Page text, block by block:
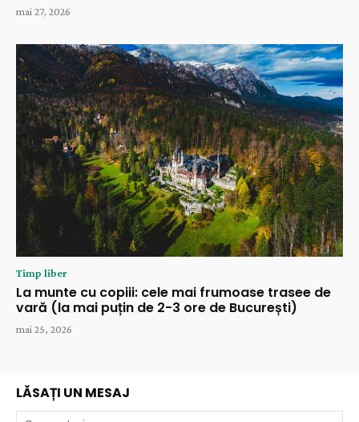
mai 27, 2026
Timp liber
La munte cu copiii: cele mai frumoase trasee de
vară (la mai puțin de 2-3 ore de București)
mai 25, 2026
LĂSAȚI UN MESAJ